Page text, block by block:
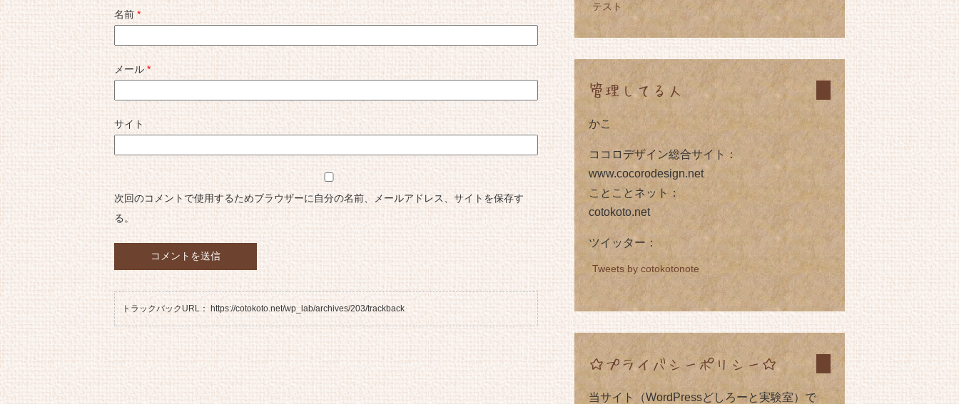
名前*
メール*
サイト
次回のコメントで使用するためブラウザーに自分の名前、メールアドレス、サイトを保存す
る。
トラックバックURL： https://cotokoto.net/wp_lab/archives/203/trackback
テスト
管理してる人
かこ
ココロデザイン総合サイト：
www.cocorodesign.net
ことことネット：
cotokoto.net
ツイッター：
Tweets by cotokotonote
☆プライバシーポリシー☆
当サイト（WordPressどしろーと実験室）で